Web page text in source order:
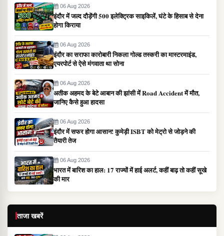
06 Aug 2026
इंदौर में जल्द दौड़ेंगी 500 इलेक्ट्रिक साइकिलें, घंटे के हिसाब से देना
होगा किराया
06 Aug 2026
इंदौर का सराफा कारोबारी निकला गोल्ड तस्करी का मास्टरमाइंड,
एयरपोर्ट से ऐसे मंगवाता था सोना
06 Aug 2026
अतीक अहमद के बेटे आबान की झांसी में Road Accident में मौत,
जानिए कैसे हुआ हादसा
06 Aug 2026
इंदौर में सफर होगा आसान! कुमेड़ी ISBT को मेट्रो से जोड़ने की
तैयारी तेज
06 Aug 2026
भारत में बारिश का हाल: 17 राज्यों में हाई अलर्ट, कहीं बाढ़ तो कहीं सूखे
की मार
ताजा खबरें